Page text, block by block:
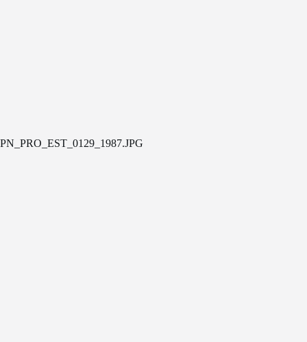
PN_PRO_EST_0129_1987.JPG